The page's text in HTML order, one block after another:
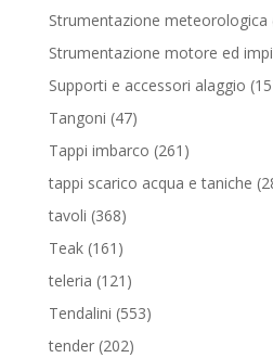
prodotti
Strumentazione meteorologica
Strumentazione motore ed
Supporti e accessori alaggio
Tangoni 4747
prodotti
Tappi imbarco 261 261
prodotti
tappi scarico acqua e taniche
tavoli 368368
prodotti
Teak 161 161
prodotti
teleria 121 121
prodotti
Tendalini 553553
tender 202202